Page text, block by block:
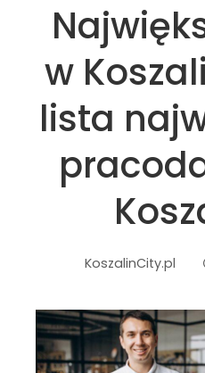
w
lista
KoszalinCity.pl